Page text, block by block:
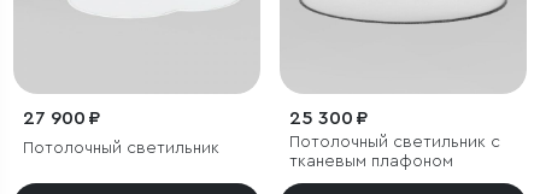
27 900 ₽
Потолочный светильник
25 300 ₽
Потолочный светильник с
тканевым плафоном